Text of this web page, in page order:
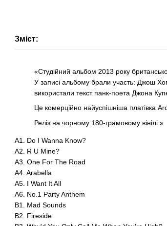
Зміст:
«Студійний альбом 2013 року
У записі альбому брали участь: Джош
використали текст панк-поета Джона
Це комерційно найуспішніша платівка
Реліз на чорному 180-грамовому вінілі.»
A1. Do I Wanna Know?
A2. R U Mine?
A3. One For The Road
A4. Arabella
A5. I Want It All
A6. No.1 Party Anthem
B1. Mad Sounds
B2. Fireside